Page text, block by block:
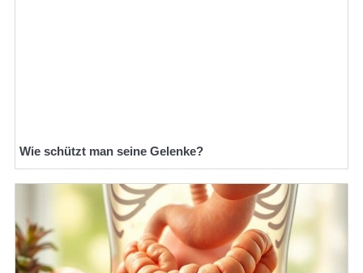
Wie schützt man seine Gelenke?